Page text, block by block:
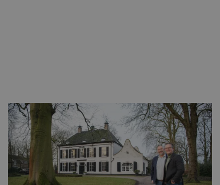
‘Voor veel organisaties gaat er een wereld voor ze open
zodra ze aan de slag gaan met hun data’, vertelt Mikel.
‘Wat data precies voor je bedrijf kan betekenen? Die
vraag is niet zo makkelijk te beantwoorden, er zijn wel
duizenden mogelijkheden.’ Mikel lacht: ‘Veel ondernemers